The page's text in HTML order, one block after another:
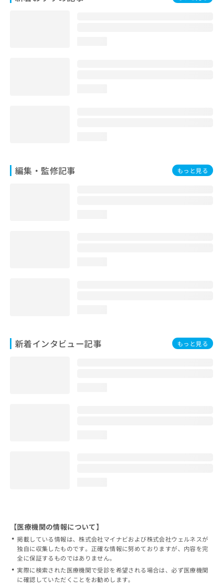
編集・監修記事 もっと見る
新着インタビュー記事 もっと見る
【医療機関の情報について】
掲載している情報は、株式会社マイナビおよび株式会社ウェルネスが
独自に収集したものです。正確な情報に努めておりますが、内容を完
全に保証するものではありません。
実際に検索された医療機関で受診を希望される場合は、必ず医療機関
に確認していただくことをお勧めします。